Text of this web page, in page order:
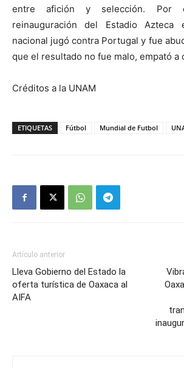
entre afición y selección. Por
reinauguración del Estadio Azteca
nacional jugó contra Portugal y fue
que el resultado no fue malo, empató a
Créditos a la UNAM
ETIQUETAS Fútbol Mundial de Futbol
Artículo anterior
Lleva Gobierno del Estado la
oferta turística de Oaxaca al
AIFA